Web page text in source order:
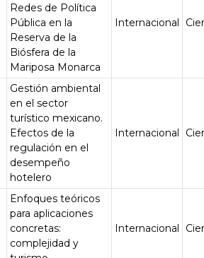
Redes de Política
Pública en la
Reserva de la
Biósfera de la
Mariposa Monarca
Internacional
Gestión ambiental
en el sector
turístico mexicano.
Efectos de la
regulación en el
desempeño
hotelero
Internacional
Enfoques teóricos
para aplicaciones
concretas:
complejidad y
Internacional